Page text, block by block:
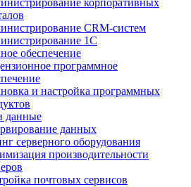
CRM-систем
1С
обеспечение
программное
и настройка программных
данные
данных
серверного оборудования
производительности
почтовых сервисов